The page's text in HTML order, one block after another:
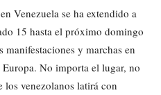
Venezuela se ha extendido a
15 hasta el próximo domingo
y marchas en
No importa el lugar, no
venezolanos latirá con